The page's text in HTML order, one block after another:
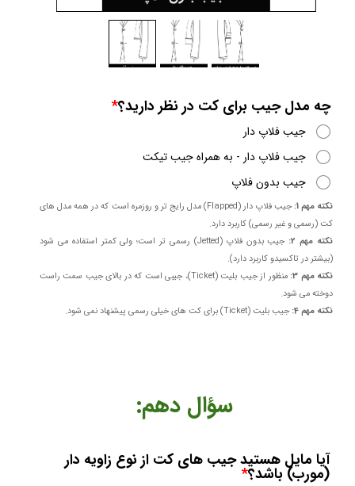
​​​​سؤال دهم:
نکته مهم 1:
جیب فلاپ دار (Flapped) مدل رایج تر و روزمره است که در همه مدل های
کت (رسمی و غیر رسمی) کاربرد دارد.
نکته مهم 2:
جیب بدون فلاپ (Jetted) رسمی تر است؛ ولی کمتر استفاده می شود
(بیشتر در تاکسیدو کاربرد دارد).
نکته مهم 3:
منظور از جیب بلیت (Ticket)، جیبی است که در بالای جیب سمت راست
دوخته می شود.
نکته مهم 4:
جیب بلیت (Ticket) برای کت های خیلی رسمی پیشنهاد نمی شود. ​​​​​​​
چه مدل جیب برای کت در نظر دارید؟
جیب فلاپ دار
جیب فلاپ دار - به همراه جیب تیکت
جیب بدون فلاپ
آیا مایل هستید جیب های کت از نوع زاویه دار
(مورب) باشد؟